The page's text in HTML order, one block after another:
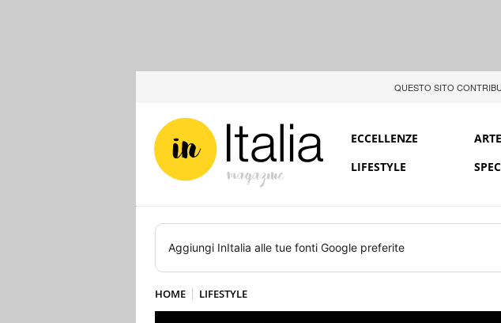
QUESTO SITO
ECCELLENZE
LIFESTYLE
Aggiungi InItalia alle tue fonti Google preferite
HOME LIFESTYLE